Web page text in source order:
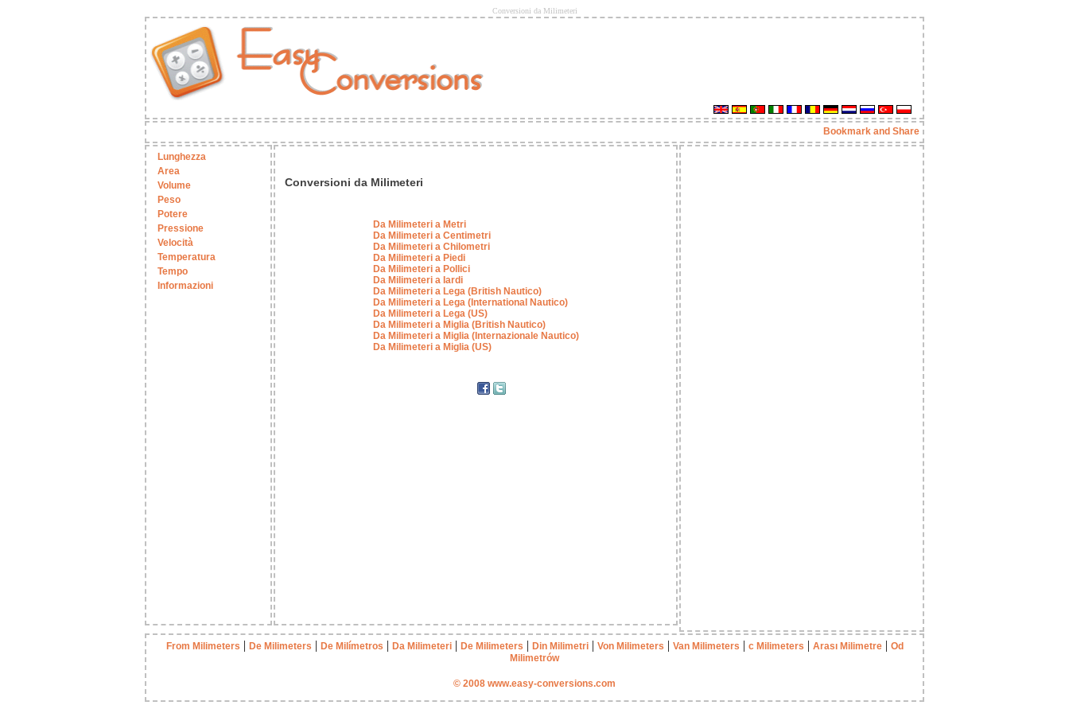
Conversioni da Milimeteri
Lunghezza
Area
Volume
Peso
Potere
Pressione
Velocità
Temperatura
Tempo
Informazioni
Conversioni da Milimeteri
Da Milimeteri a Metri
Da Milimeteri a Centimetri
Da Milimeteri a Chilometri
Da Milimeteri a Piedi
Da Milimeteri a Pollici
Da Milimeteri a Iardi
Da Milimeteri a Lega (British Nautico)
Da Milimeteri a Lega (International Nautico)
Da Milimeteri a Lega (US)
Da Milimeteri a Miglia (British Nautico)
Da Milimeteri a Miglia (Internazionale Nautico)
Da Milimeteri a Miglia (US)
From Milimeters De Milimeters De Milímetros Da Milimeteri| De Milimeters Din Milimetri| Von Milimeters Van Milimeters с Milimeters Arası Milimetre|
Od
Milimetrów
© 2008 www.easy-conversions.com